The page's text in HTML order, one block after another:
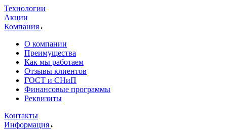
Технологии
Акции
Компания
О компании
Преимущества
Как мы работаем
Отзывы клиентов
ГОСТ и СНиП
Финансовые программы
Реквизиты
Контакты
Информация